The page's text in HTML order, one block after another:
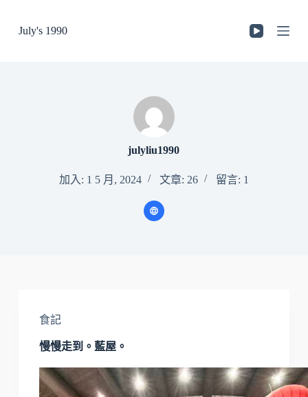
至
July's 1990
julyliu1990
加入: 1 5 月, 2024 文章: 26 留言: 1
食記
慢慢走到。藍屋。